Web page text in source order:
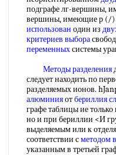
подграфе лг-вершины,
вершины, имеющие р (/)
использован один из
критериев выбора
переменныхсистемы
Методы разделения
следует находить по
разделяемых ионов.
алюминияотбериллия
графе таблицы ие
но и при бериллии <И
выделяемым или к
соответствии сметодом
указанным в третьей